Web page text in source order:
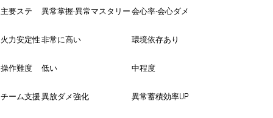
主要ステ 異常掌握·異常マスタリー会心率·会心ダメ
火力安定性非常に高い 環境依存あり
操作難度 低い 中程度
チーム支援異放ダメ強化 異常蓄積効率UP